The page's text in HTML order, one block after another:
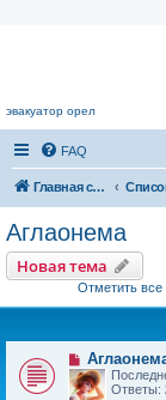
эвакуатор орел
FAQ
Главная страница
Аглаонема
Новая тема
Отметить все
Ответы: